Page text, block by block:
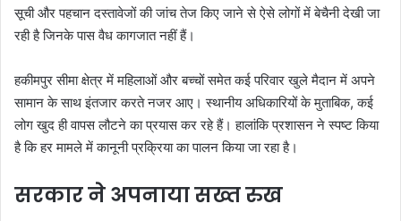
सूची और पहचान दस्तावेजों की जांच तेज किए जाने से ऐसे लोगों में बेचैनी देखी जा
रही है जिनके पास वैध कागजात नहीं हैं।
हकीमपुर सीमा क्षेत्र में महिलाओं और बच्चों समेत कई परिवार खुले मैदान में अपने
सामान के साथ इंतजार करते नजर आए। स्थानीय अधिकारियों के मुताबिक, कई
लोग खुद ही वापस लौटने का प्रयास कर रहे हैं। हालांकि प्रशासन ने स्पष्ट किया
है कि हर मामले में कानूनी प्रक्रिया का पालन किया जा रहा है।
सरकार ने अपनाया सख्त रुख